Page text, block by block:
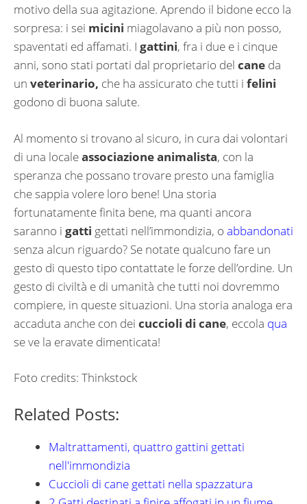
motivo della sua agitazione. Aprendo il bidone ecco la
sorpresa: i sei micini miagolavano a più non posso,
spaventati ed affamati. I gattini, fra i due e i cinque
anni, sono stati portati dal proprietario del cane da
un veterinario, che ha assicurato che tutti i felini
godono di buona salute.
Al momento si trovano al sicuro, in cura dai volontari
di una localeassociazione animalista, con la
speranza che possano trovare presto una famiglia
che sappia volere loro bene! Una storia
fortunatamente finita bene, ma quanti ancora
saranno i gatti gettati nell’immondizia, o abbandonati
senza alcun riguardo? Se notate qualcuno fare un
gesto di questo tipo contattate le forze dell’ordine. Un
gesto di civiltà e di umanità che tutti noi dovremmo
compiere, in queste situazioni. Una storia analoga era
accaduta anche con dei cuccioli di cane, eccola qua
se ve la eravate dimenticata!
Foto credits: Thinkstock
Related Posts:
Maltrattamenti, quattro gattini gettati
nell'immondizia
Cuccioli di cane gettati nella spazzatura